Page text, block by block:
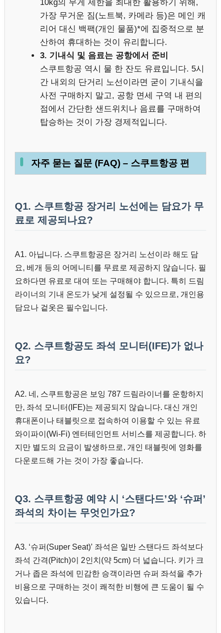
10kg의 무게 제한을 최대한 활용하기 위해,
가장 무거운 짐(노트북, 카메라 등)은 메인 캐
리어 대신 백팩(개인 물품)*에 집중적으로 분
산하여 휴대하는 것이 유리합니다.
3. 기내식 및 음료는 공항에서 준비
스쿠트항공 역시 물 한 잔도 유료입니다. 5시
간 내외의 단거리 노선이라면 굳이 기내식을
사전 구매하지 말고, 공항 면세 구역 내 편의
점에서 간단한 샌드위치나 음료를 구매하여
탑승하는 것이 가장 경제적입니다.
자주 묻는 질문 (FAQ) – 스쿠트항공 편
Q1. 스쿠트항공 장거리 노선에는 담요가 무
료로 제공되나요?
A1. 아닙니다. 스쿠트항공은 장거리 노선이라 해도 담
요, 베개 등의 어메니티를 무료로 제공하지 않습니다. 필
요하다면 유료로 대여 또는 구매해야 합니다. 특히 드림
라이너의 기내 온도가 낮게 설정될 수 있으므로, 개인용
담요나 겉옷은 필수입니다.
Q2. 스쿠트항공도 좌석 모니터(IFE)가 없나
요?
A2. 네, 스쿠트항공은 보잉 787 드림라이너를 운항하지
만, 좌석 모니터(IFE)는 제공되지 않습니다. 대신 개인
휴대폰이나 태블릿으로 접속하여 이용할 수 있는 유료
와이파이(Wi-Fi) 엔터테인먼트 서비스를 제공합니다. 하
지만 별도의 요금이 발생하므로, 개인 태블릿에 영화를
다운로드해 가는 것이 가장 좋습니다.
Q3. 스쿠트항공 예약 시 ‘스탠다드’와 ‘슈퍼’
좌석의 차이는 무엇인가요?
A3. ‘슈퍼(Super Seat)’ 좌석은 일반 스탠다드 좌석보다
좌석 간격(Pitch)이 2인치(약 5cm) 더 넓습니다. 키가 크
거나 좁은 좌석에 민감한 승객이라면 슈퍼 좌석을 추가
비용으로 구매하는 것이 쾌적한 비행에 큰 도움이 될 수
있습니다.